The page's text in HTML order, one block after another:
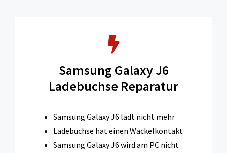
Samsung Galaxy J6
Ladebuchse Reparatur
Samsung Galaxy J6 lädt nicht mehr
Ladebuchse hat einen Wackelkontakt
Samsung Galaxy J6 wird am PC nicht